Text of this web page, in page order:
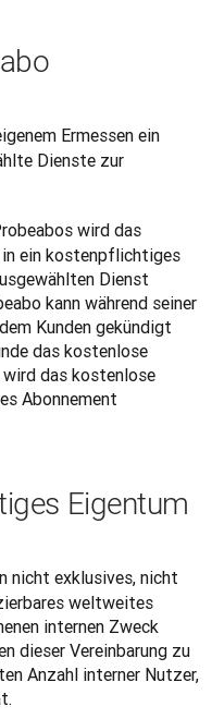
Ermessen ein
Dienste zur
wird das
ein kostenpflichtiges
Dienst
kann während seiner
Kunden gekündigt
das kostenlose
das kostenlose
Abonnement
Eigentum
nicht exklusives, nicht
weltweites
internen Zweck
dieser Vereinbarung zu
Anzahl interner Nutzer,